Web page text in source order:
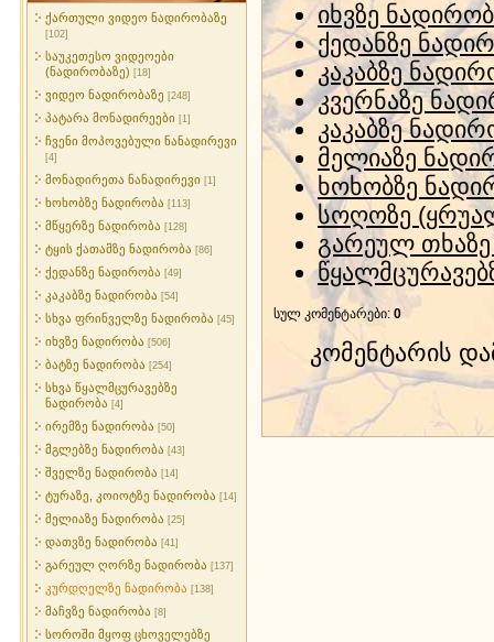
ქართული ვიდეო ნადირობაზე
[102]
საუკეთესო ვიდეოები
(ნადირობაზე) [18]
ვიდეო ნადირობაზე [248]
პატარა მონადირეები [1]
ჩვენი მოპოვებული ნანადირევი
[4]
მონადირეთა ნანადირევი [1]
ხოხობზე ნადირობა [113]
მწყერზე ნადირობა [128]
ტყის ქათამზე ნადირობა [86]
ქედანზე ნადირობა [49]
კაკაბზე ნადირობა [54]
სხვა ფრინველზე ნადირობა [45]
იხვზე ნადირობა [506]
ბატზე ნადირობა [254]
სხვა წყალმცურავებზე
ნადირობა [4]
ირემზე ნადირობა [50]
მგლებზე ნადირობა [43]
შველზე ნადირობა [14]
ტურაზე, კოიოტზე ნადირობა [14]
მელიაზე ნადირობა [25]
დათვზე ნადირობა [41]
გარეულ ღორზე ნადირობა [137]
კურდღელზე ნადირობა [138]
მაჩვზე ნადირობა [8]
სოროში მყოფ ცხოველებზე
იხვზე
ქედანზე
კაკაბზე
კვერნაზე
კაკაბზე
მელიაზე
ხოხობზე
სოღოზე
გარეულ
სულ კომენტარები: 0
კომენტარის